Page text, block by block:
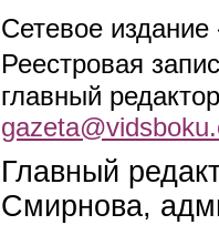
Сетевое
Реестровая
главный
Главный
Смирнова,